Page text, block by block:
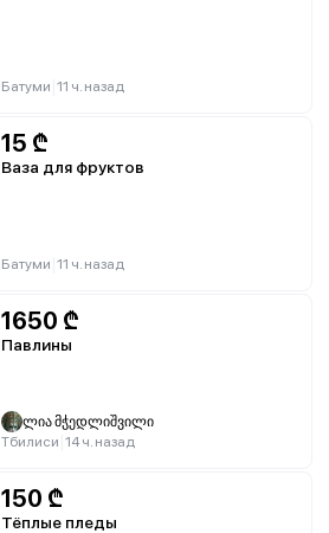
Батуми 11 ч. назад
15 ₾
Ваза для фруктов
Батуми 11 ч. назад
1650 ₾
Павлины
ლია მჭედლიშვილი
Тбилиси 14 ч. назад
150 ₾
Тёплые пледы